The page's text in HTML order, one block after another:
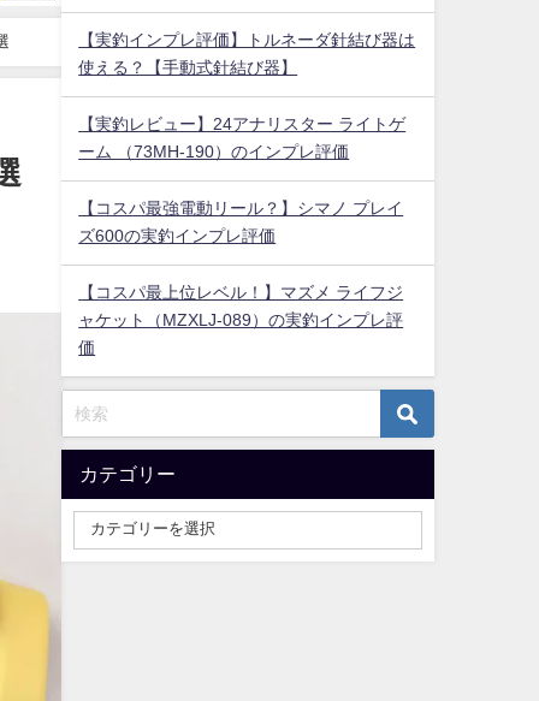
【実釣インプレ評価】トルネーダ針結び器は
使える？【手動式針結び器】
【実釣レビュー】24アナリスター ライトゲ
ーム （73MH-190）のインプレ評価
【コスパ最強電動リール？】シマノ プレイ
ズ600の実釣インプレ評価
【コスパ最上位レベル！】マズメ ライフジ
ャケット（MZXLJ-089）の実釣インプレ評
価
カテゴリー